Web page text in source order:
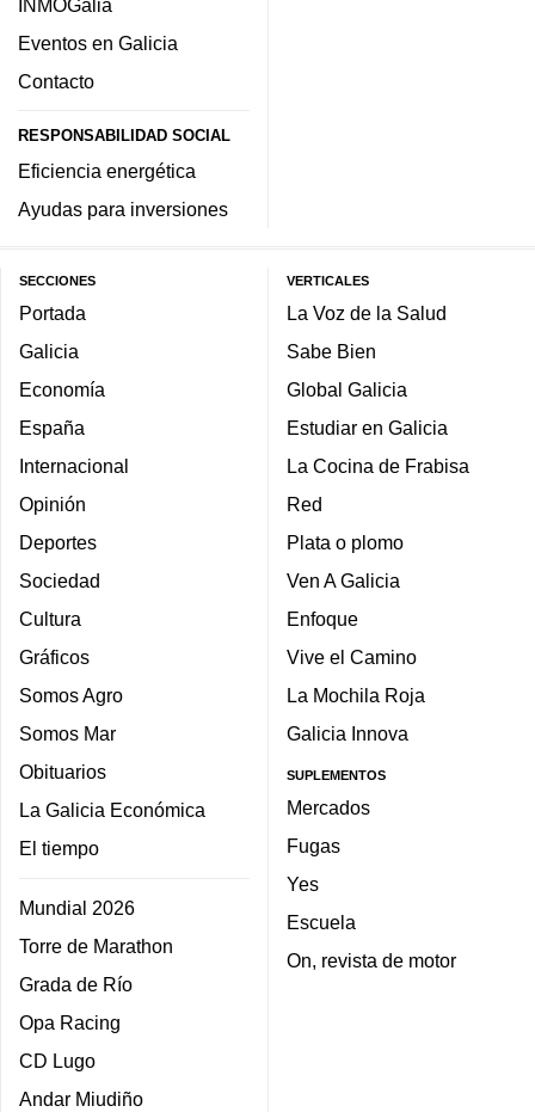
INMOGalia
Eventos en Galicia
Contacto
RESPONSABILIDAD SOCIAL
Eficiencia energética
Ayudas para inversiones
SECCIONES
Portada
Galicia
Economía
España
Internacional
Opinión
Deportes
Sociedad
Cultura
Gráficos
Somos Agro
Somos Mar
Obituarios
La Galicia Económica
El tiempo
Mundial 2026
Torre de Marathon
Grada de Río
Opa Racing
CD Lugo
Andar Miudiño
VERTICALES
La Voz de la Salud
Sabe Bien
Global Galicia
Estudiar en Galicia
La Cocina de Frabisa
Red
Plata o plomo
Ven A Galicia
Enfoque
Vive el Camino
La Mochila Roja
Galicia Innova
SUPLEMENTOS
Mercados
Fugas
Yes
Escuela
On, revista de motor